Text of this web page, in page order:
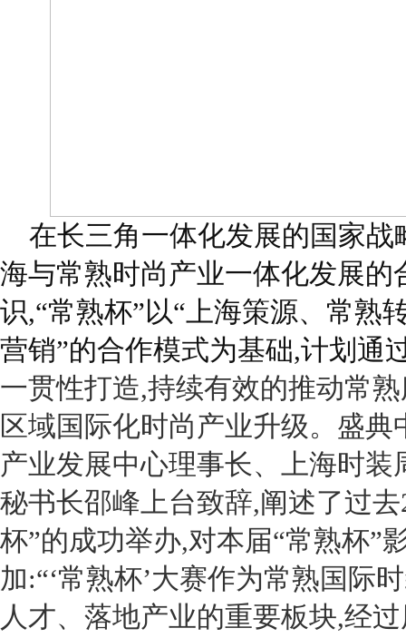
在长三角一体化发展的国家战
海与常熟时尚产业一体化发展的
识,“常熟杯”以“上海策源、常熟
营销”的合作模式为基础,计划通
一贯性打造,持续有效的推动常
区域国际化时尚产业升级。盛典
产业发展中心理事长、上海时装
秘书长邵峰上台致辞,阐述了过去
杯”的成功举办,对本届“常熟杯”
加:“‘常熟杯’大赛作为常熟国际
人才、落地产业的重要板块,经